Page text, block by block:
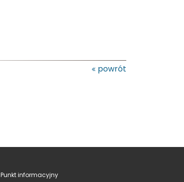
powrót
Punkt informacyjny